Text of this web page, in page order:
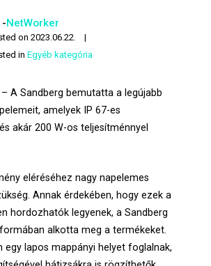
-NetWorker
on2023.06.22.
inEgyéb kategória
A Sandberg bemutatta a legújabb
amelyek IP 67-es
akár 200 W-os teljesítménnyel
eléréséhez nagy napelemes
Annak érdekében, hogy ezek a
hordozhatók legyenek, a Sandberg
alkotta meg a termékeket.
egy lapos mappányi helyet foglalnak,